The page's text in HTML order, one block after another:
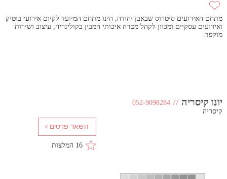
מתחם האירועים סיטרוס שבאבן יהודה, הינו מתחם המיועד לקיום אירועי בוטיק
ואירועים עסקיים ומכוון לקהל מטרה איכותי המבין בקולינריה, עיצוב ושירות
מוקפד.
יונו קיסריה //
052-9098284
קיסריה
16 המלצות